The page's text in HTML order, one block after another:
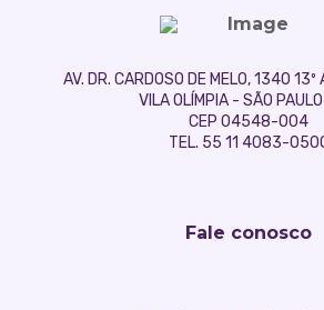
AV. DR. CARDOSO DE MELO, 1340
VILA OLÍMPIA - SÃO
CEP 04548-004
TEL. 55 11 4083-
Fale conosco